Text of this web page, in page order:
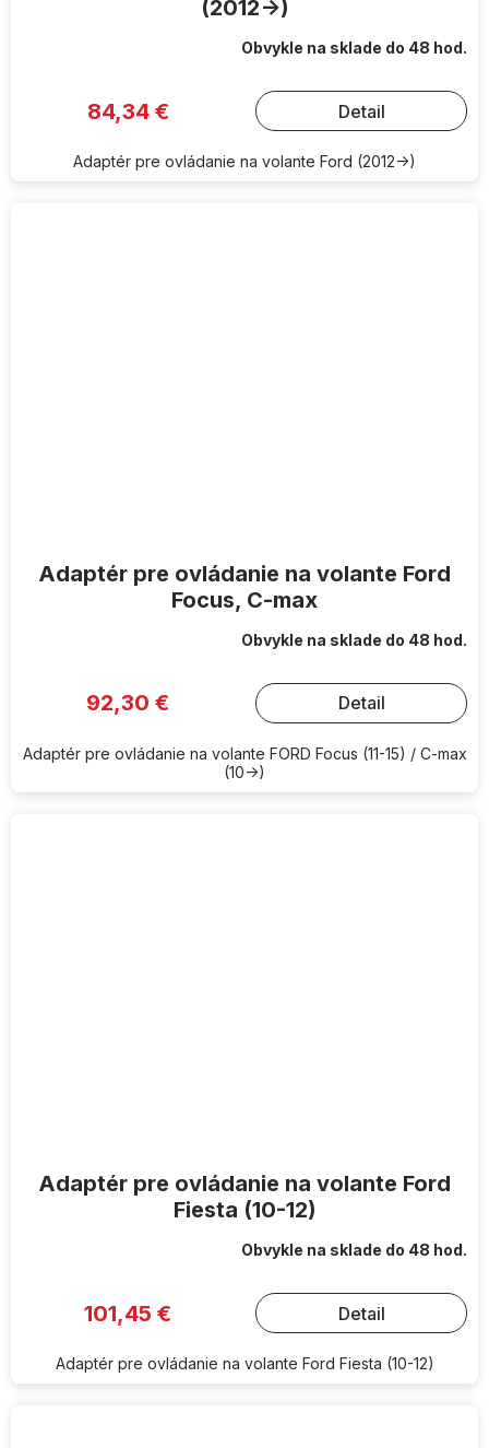
(2012->)
Obvykle na sklade do 48 hod.
84,34 € Detail
Adaptér pre ovládanie na volante Ford (2012->)
Adaptér pre ovládanie na volante Ford
Focus, C-max
Obvykle na sklade do 48 hod.
92,30 € Detail
Adaptér pre ovládanie na volante FORD Focus (11-15) / C-max
(10->)
Adaptér pre ovládanie na volante Ford
Fiesta (10-12)
Obvykle na sklade do 48 hod.
101,45 € Detail
Adaptér pre ovládanie na volante Ford Fiesta (10-12)